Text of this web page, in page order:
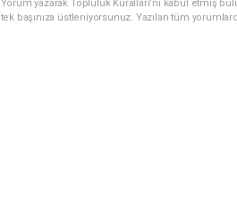
Yorum yazarak Topluluk Kuralları’nı kabul etmiş
tek başınıza üstleniyorsunuz. Yazılan tüm